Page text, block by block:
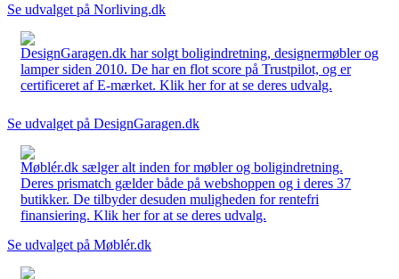
Se udvalget på Norliving.dk
DesignGaragen.dk har solgt boligindretning, designermøbler og
lamper siden 2010. De har en flot score på Trustpilot, og er
certificeret af E-mærket. Klik her for at se deres udvalg.
Se udvalget på DesignGaragen.dk
Møblér.dk sælger alt inden for møbler og boligindretning.
Deres prismatch gælder både på webshoppen og i deres 37
butikker. De tilbyder desuden muligheden for rentefri
finansiering. Klik her for at se deres udvalg.
Se udvalget på Møblér.dk